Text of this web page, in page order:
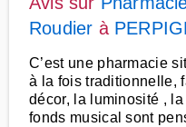
Roudier à
C’est une pharmacie
à la fois traditionnelle,
décor, la luminosité ,
fonds musical sont